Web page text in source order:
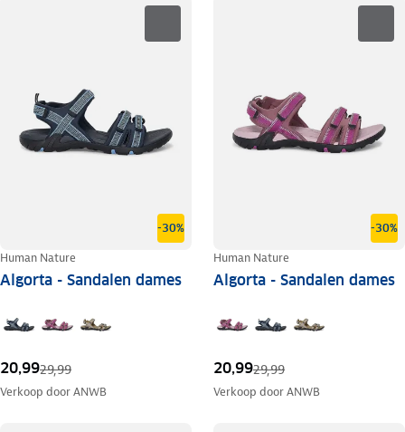
-30%
Human Nature
Algorta - Sandalen dames
20,9929,99
Verkoop doorANWB
-30%
Human Nature
Algorta - Sandalen dames
20,9929,99
Verkoop doorANWB